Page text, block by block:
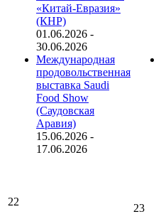
«Китай-Евразия»
(КНР)
01.06.2026 -
30.06.2026
Международная
продовольственная
выставка Saudi
Food Show
(Саудовская
Аравия)
15.06.2026 -
17.06.2026
22
23